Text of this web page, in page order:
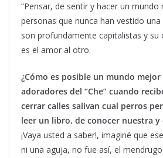
“Pensar, de sentir y hacer un mundo
personas que nunca han vestido una
son profundamente capitalistas y su
es el amor al otro.
¿Cómo es posible un mundo
adoradores del “Che” cuando
cerrar calles salivan cual perros
leer un libro, de conocer nuestra y
¡Vaya usted a saber!, imaginé que
ni una aguja, no fue así, el